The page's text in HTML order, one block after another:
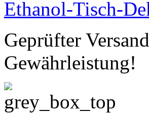
Geprüfter
Gewährleistung!